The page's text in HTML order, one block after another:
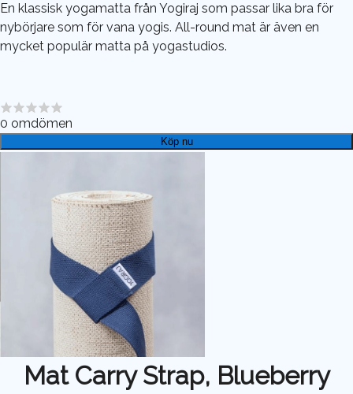
En klassisk yogamatta från Yogiraj som passar lika bra för
nybörjare som för vana yogis. All-round mat är även en
mycket populär matta på yogastudios.
0 omdömen
Köp nu
Mat Carry Strap, Blueberry